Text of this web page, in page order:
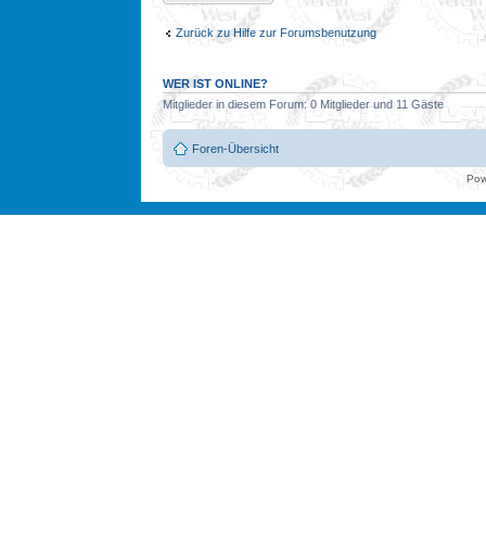
Zurück zu Hilfe zur Forumsbenutzung
WER IST ONLINE?
Mitglieder in diesem Forum: 0 Mitglieder und 11 Gäste
Foren-Übersicht